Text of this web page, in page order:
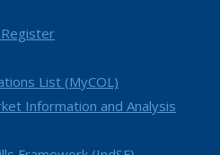
List (MyCOL)
Information and Analysis